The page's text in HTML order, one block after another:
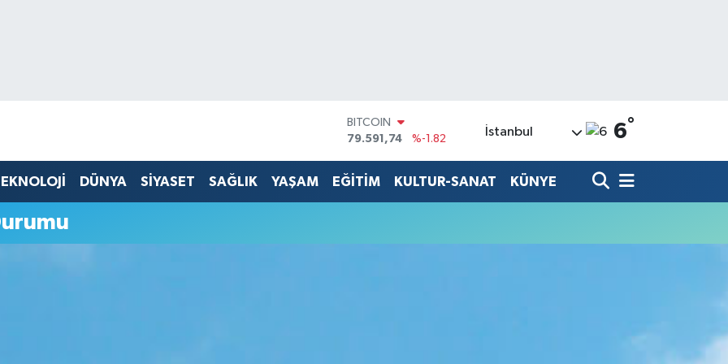
BITCOIN
79.591,74
%-1.82
45,43620
EURO
53,38690
%0.19
İstanbul 6°
DÜNYA SİYASET SAĞLIK YAŞAM EĞİTİM KULTUR-SANAT KÜNYE